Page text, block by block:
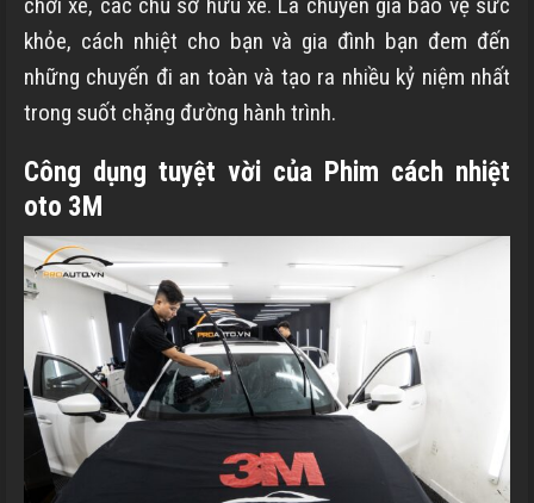
khỏe, cách nhiệt cho bạn và gia đình bạn đem đến
những chuyến đi an toàn và tạo ra nhiều kỷ niệm nhất
trong suốt chặng đường hành trình.
Công dụng tuyệt vời của Phim cách nhiệt
oto 3M